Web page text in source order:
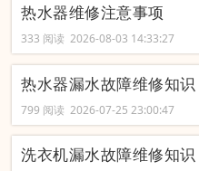
热水器维修注意事项
333 阅读 2026-08-03 14:33:27
热水器漏水故障维修知识
799 阅读 2026-07-25 23:00:47
洗衣机漏水故障维修知识